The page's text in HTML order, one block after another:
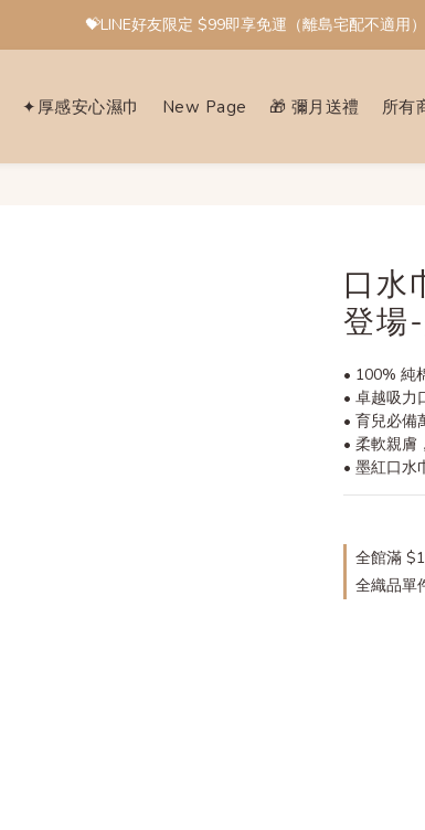
💝LINE好友限定 $99即享免運（離島宅配不適用）
✦厚感安心濕巾 New Page 🎁 彌月送禮 所有
口水
登場
• 100% 純
• 卓越吸力
• 育兒必備
• 柔軟親膚
• 墨紅口水
全館滿
全織品單